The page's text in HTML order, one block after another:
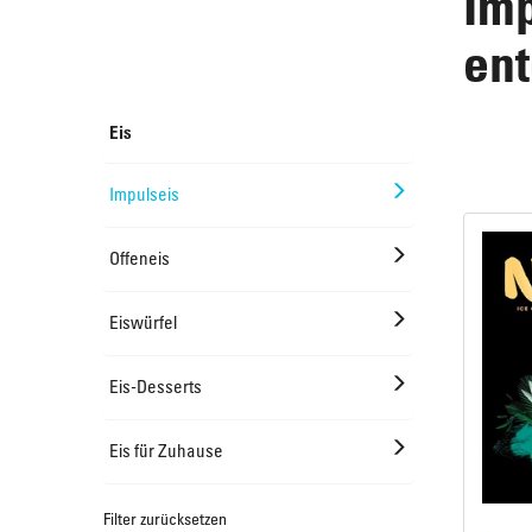
Rundkuchen & Plattenkuchen
Süßes Kleingebäck
Eis
Impulseis
Offeneis
Eiswürfel
Eis-Desserts
Eis für Zuhause
Filter zurücksetzen